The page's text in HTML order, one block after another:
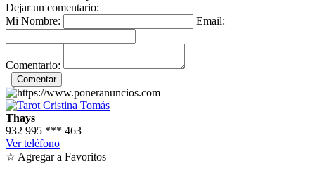
Dejar un comentario:
Mi Nombre:
Email:
Comentario:
Thays
932 995 *** 463
Ver teléfono
☆ Agregar a Favoritos